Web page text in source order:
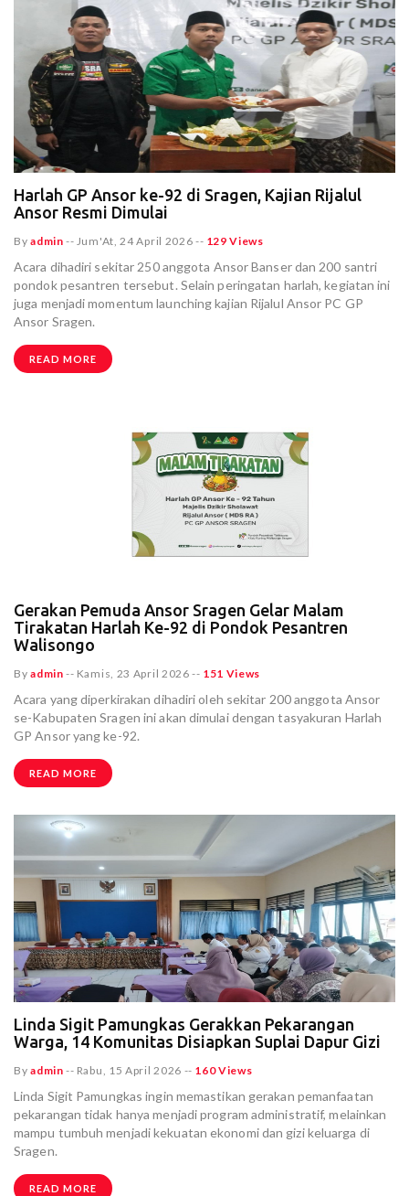
Harlah GP Ansor ke-92 di Sragen, Kajian Rijalul
Ansor Resmi Dimulai
Byadmin -- Jum'At, 24 April 2026 -- 129 Views
Acara dihadiri sekitar 250 anggota Ansor Banser dan 200 santri
pondok pesantren tersebut. Selain peringatan harlah, kegiatan ini
juga menjadi momentum launching kajian Rijalul Ansor PC GP
Ansor Sragen.
READ MORE
Gerakan Pemuda Ansor Sragen Gelar Malam
Tirakatan Harlah Ke-92 di Pondok Pesantren
Walisongo
Byadmin -- Kamis, 23 April 2026 -- 151 Views
Acara yang diperkirakan dihadiri oleh sekitar 200 anggota Ansor
se-Kabupaten Sragen ini akan dimulai dengan tasyakuran Harlah
GP Ansor yang ke-92.
READ MORE
Linda Sigit Pamungkas Gerakkan Pekarangan
Warga, 14 Komunitas Disiapkan Suplai Dapur Gizi
Byadmin -- Rabu, 15 April 2026 -- 160 Views
Linda Sigit Pamungkas ingin memastikan gerakan pemanfaatan
pekarangan tidak hanya menjadi program administratif, melainkan
mampu tumbuh menjadi kekuatan ekonomi dan gizi keluarga di
Sragen.
READ MORE